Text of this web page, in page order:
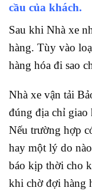
cầu của khách.
Sau khi Nhà xe
hàng. Tùy vào
hàng hóa đi sao
Nhà xe vận tải
đúng địa chỉ giao
Nếu trường hợp
hay một lý do
báo kịp thời cho
khi chờ đợi hàng